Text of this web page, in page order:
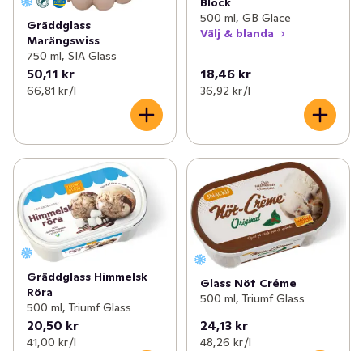
Gräddglass
Marängswiss
750 ml, SIA Glass
50,11 kr
66,81 kr /l
500 ml, GB Glace
Välj & blanda
18,46 kr
36,92 kr /l
Gräddglass Himmelsk
Röra
500 ml, Triumf Glass
20,50 kr
41,00 kr /l
Glass Nöt Créme
500 ml, Triumf Glass
24,13 kr
48,26 kr /l